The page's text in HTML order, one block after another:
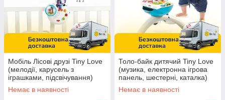
Мобіль Лісові друзі Tiny Love
(мелодії, карусель з
іграшками, підсвічування)
1305106830
Немає в наявності
Толо-байк дитячий Tiny Love
(музика, електронна ігрова
панель, шестерні, каталка)
1900806730
Немає в наявності